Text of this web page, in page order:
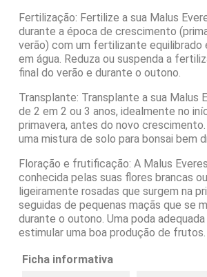
Fertilização: Fertilize a sua Malus
durante a época de crescimento
verão) com um fertilizante equilibrado
em água. Reduza ou suspenda a
final do verão e durante o outono.
Transplante: Transplante a sua Malus
de 2 em 2 ou 3 anos, idealmente no
primavera, antes do novo
uma mistura de solo para bonsai bem
Floração e frutificação: A Malus
conhecida pelas suas flores brancas ou
ligeiramente rosadas que surgem na
seguidas de pequenas maçãs que se
durante o outono. Uma poda adequada
estimular uma boa produção de frutos.
Ficha informativa